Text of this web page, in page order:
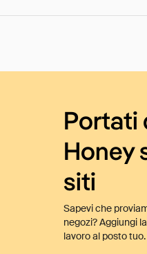
Portati
Honey
siti
Sapevi che
negozi? Aggiungi
lavoro al posto tuo.